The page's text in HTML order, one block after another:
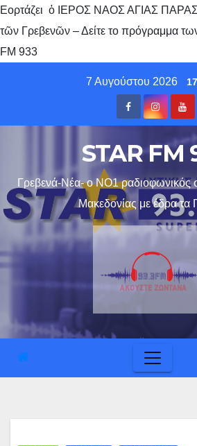
Εορτάζει ὁ ΙΕΡΟΣ ΝΑΟΣ ΑΓΙΑΣ
τῶν Γρεβενῶν – Δείτε το πρόγραμμα
FM 933
7 Αυγούστου 2026
STAR FM
Γρεβενά-Νέα- ο ΝΟ1 ραδιοφωνικός
Μακεδονίας με έδρα τα